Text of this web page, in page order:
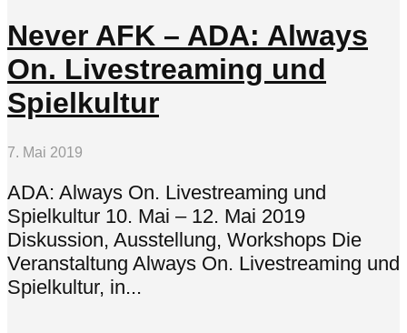
Never AFK – ADA: Always
On. Livestreaming und
Spielkultur
7. Mai 2019
ADA: Always On. Livestreaming und
Spielkultur 10. Mai – 12. Mai 2019
Diskussion, Ausstellung, Workshops Die
Veranstaltung Always On. Livestreaming und
Spielkultur, in...